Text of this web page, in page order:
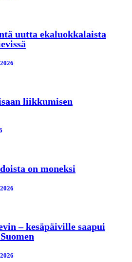
uutta ekaluokkalaista
liikkumisen
on moneksi
– kesäpäiville saapui